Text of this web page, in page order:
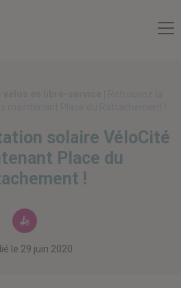
solaire VéloCité
Place du
!
Les vélos en
le 29 juin 2020